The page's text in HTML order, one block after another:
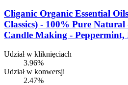
Cliganic Organic Essential
Classics) - 100% Pure
Candle Making -
Udział w kliknięciach
3.96%
Udział w konwersji
2.47%